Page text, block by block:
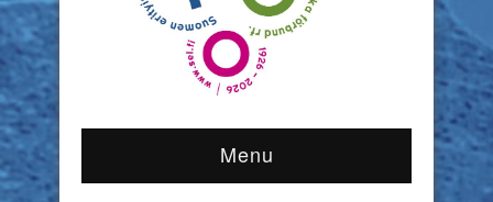
Menu